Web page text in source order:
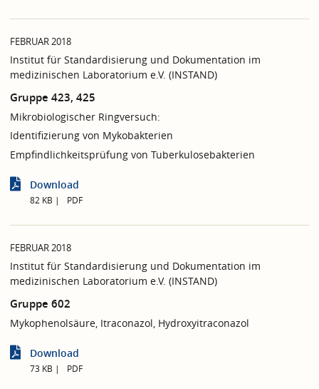
FEBRUAR 2018
Institut für Standardisierung und Dokumentation im
medizinischen Laboratorium e.V. (INSTAND)
Gruppe 423, 425
Mikrobiologischer Ringversuch:
Identifizierung von Mykobakterien
Empfindlichkeitsprüfung von Tuberkulosebakterien
Download
82 KB PDF
FEBRUAR 2018
Institut für Standardisierung und Dokumentation im
medizinischen Laboratorium e.V. (INSTAND)
Gruppe 602
Mykophenolsäure, Itraconazol, Hydroxyitraconazol
Download
73 KB PDF